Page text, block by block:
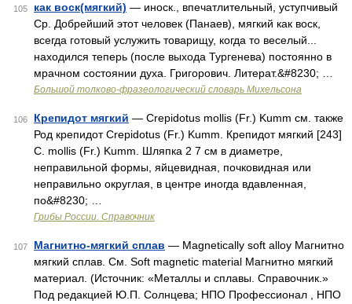
105 как воск(мягкий) — иноск., впечатлительный, уступчивый
Ср. Добрейший этот человек (Панаев), мягкий как воск,
всегда готовый услужить товарищу, когда то веселый...
находился теперь (после выхода Тургенева) постоянно в
мрачном состоянии духа. Григорович. Литерат.&#8230; …
Большой толково-фразеологический словарь Михельсона
106 Крепидот мягкий — Crepidotus mollis (Fr.) Kumm см. также
Род крепидот Crepidotus (Fr.) Kumm. Крепидот мягкий [243]
С. mollis (Fr.) Kumm. Шляпка 2 7 см в диаметре,
неправильной формы, яйцевидная, почковидная или
неправильно округлая, в центре иногда вдавленная,
по&#8230; …
Грибы России. Справочник
107 Магнитно-мягкий сплав — Magnetically soft alloy Магнитно
мягкий сплав. См. Soft magnetic material Магнитно мягкий
материал. (Источник: «Металлы и сплавы. Справочник.»
Под редакцией Ю.П. Солнцева; НПО Профессионал , НПО